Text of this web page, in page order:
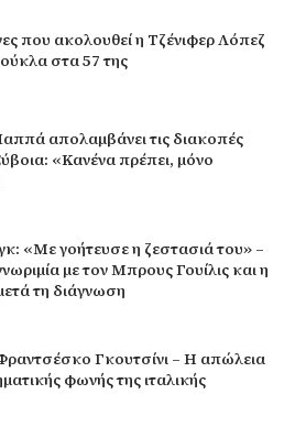
που ακολουθεί η Τζένιφερ Λόπεζ
στα 57 της
απολαμβάνει τις διακοπές
«Κανένα πρέπει, μόνο
«Με γοήτευσε η ζεστασιά του» –
με τον Μπρους Γουίλις και η
τη διάγνωση
Γκουτσίνι – Η απώλεια
φωνής της ιταλικής